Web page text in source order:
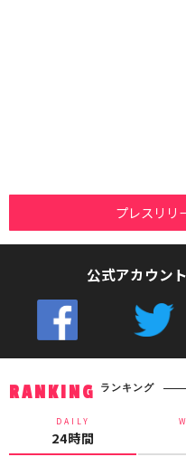
プレスリリ
公式アカウン
RANKING ランキング
DAILY
24時間